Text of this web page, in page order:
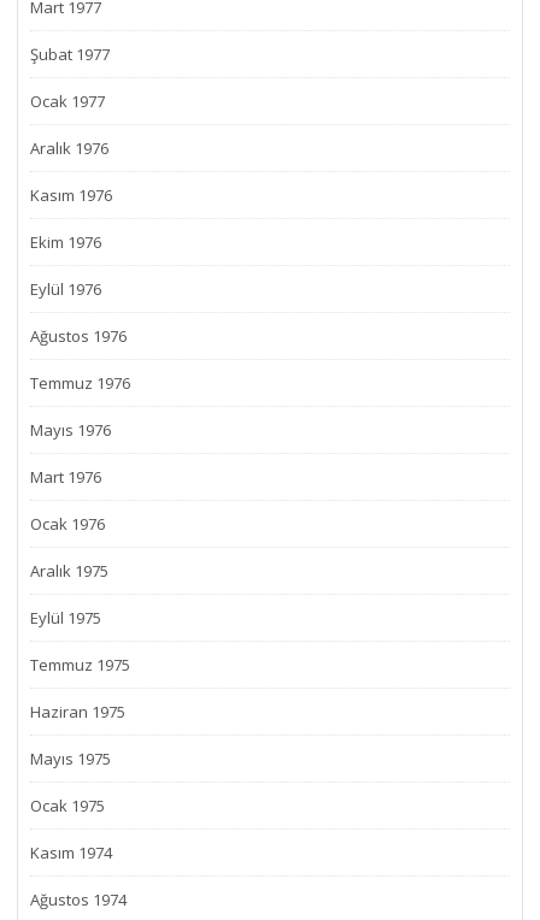
Mart 1977
Şubat 1977
Ocak 1977
Aralık 1976
Kasım 1976
Ekim 1976
Eylül 1976
Ağustos 1976
Temmuz 1976
Mayıs 1976
Mart 1976
Ocak 1976
Aralık 1975
Eylül 1975
Temmuz 1975
Haziran 1975
Mayıs 1975
Ocak 1975
Kasım 1974
Ağustos 1974